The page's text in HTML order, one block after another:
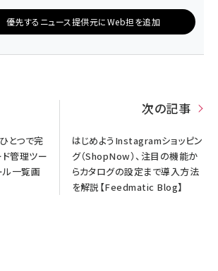
優先するニュース提供元にWeb担を追加
とつで完
ド管理ツー
ル一覧画
次の記事
はじめようInstagramショッピン
グ（ShopNow）、注目の機能か
らカタログの設定まで導入方法
を解説【Feedmatic Blog】